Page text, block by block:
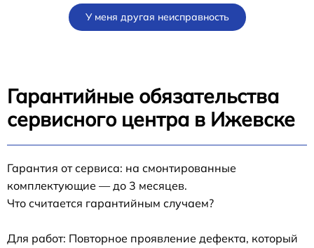
У меня другая неисправность
Гарантийные обязательства
сервисного центра в Ижевске
Гарантия от сервиса: на смонтированные
комплектующие — до 3 месяцев.
Что считается гарантийным случаем?
Для работ: Повторное проявление дефекта, который